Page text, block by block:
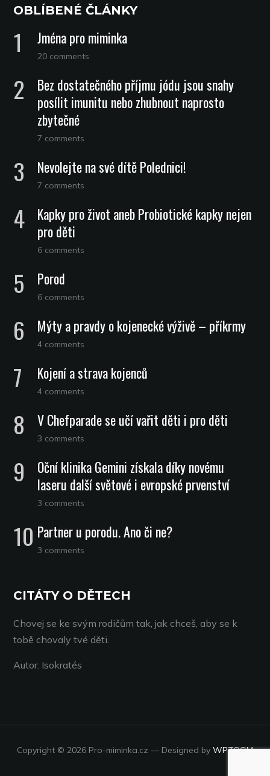
OBLÍBENÉ ČLÁNKY
Jména pro miminka
20 comments
Bez dostatečného příjmu jódu jsou snahy
posílit imunitu nebo zhubnout naprosto
zbytečné
7 comments
Nevolejte na své dítě Polednici!
7 comments
Kapky pro život aneb Probiotické kapky nejen
pro děti
6 comments
Porod
6 comments
Mýty a pravdy o kojenecké výživě – příkrmy
4 comments
Kojení a strava kojenců
4 comments
V Chefparade se učí vařit děti i pro děti
3 comments
Oční klinika Gemini získala díky novému
laseru další světové i evropské prvenství
3 comments
Partner u porodu. Ano či ne?
3 comments
CITÁTY O DĚTECH
Chovej se ke svým rodičům tak, jak chceš, aby se k
tobě chovaly tvé děti.
Autor: Isokratés
Copyright © 2026 Pro-miminka.cz — Designed by WPZOOM